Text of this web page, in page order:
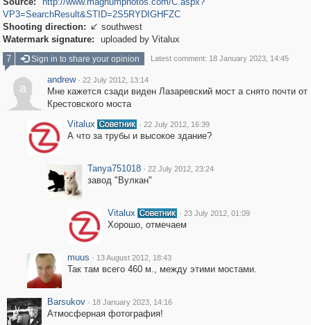
VP3=SearchResult&STID=2S5RYDIGHFZC
Shooting direction:  southwest
Watermark signature:
uploaded by Vitalux
7
Sign in to share your opinion Latest comment: 18 January 2023, 14:45
a
andrew · 22 July 2012, 13:14
Мне кажется сзади виден Лазаревский мост а снято почти от
Крестовского моста
Vitalux
· 22 July 2012, 16:39
А что за трубы и высокое здание?
Tanya751018 · 22 July 2012, 23:24
завод "Вулкан"
Vitalux · 23 July 2012, 01:09
Хорошо, отмечаем
muus · 13 August 2012, 18:43
Так там всего 460 м., между этими мостами.
Barsukov · 18 January 2023, 14:16
Атмосферная фотография!